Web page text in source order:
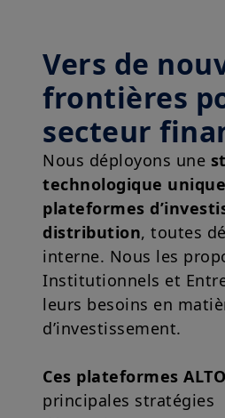
Vers de
frontières
secteur
Nous déployons une
technologique
plateformes
distribution, toutes
interne. Nous les
Institutionnels et
leurs besoins en
d’investissement.
Ces plateformes ALTO
principales stratégies